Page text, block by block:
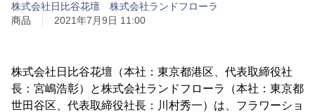
株式会社日比谷花壇 株式会社ランドフローラ
商品
2021年7月9日 11:00
株式会社日比谷花壇（本社：東京都港区、代表取締役社
長：宮嶋浩彰）と株式会社ランドフローラ（本社：東京都
世田谷区、代表取締役社長：川村秀一）は、フラワーショ